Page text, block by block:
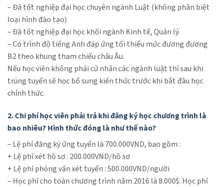
– Đã tốt nghiệp đại học chuyên ngành Luật (không phân biệt
loại hình đào tạo)
– Đã tốt nghiệp đại học khối ngành Kinh tế, Quản lý.
– Có trình độ tiếng Anh đáp ứng tối thiểu mức đương đương
B2 theo khung tham chiếu châu Âu.
Nếu học viên không phải cử nhân các ngành luật thì sau khi
trúng tuyển sẽ học bổ sung kiến thức trước khi bắt đầu học
chính thức.
2. Chi phí học viên phải trả khi đăng ký học chương trình là
bao nhiêu? Hình thức đóng là như thế nào?
– Lệ phí đăng ký ứng tuyển là 700.000VND, bao gồm :
+ Lệ phí xét hồ sơ : 200.000VND/hồ sơ
+ Lệ phí phỏng vấn xét tuyển : 500.000VND/người
– Học phí cho toàn chương trình năm 2016 là 8.000$. Học phí